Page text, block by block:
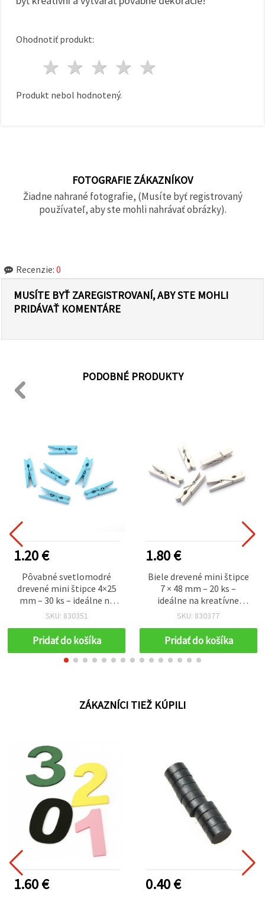
Ohodnotiť produkt:
4 hviezdy
3 hviezdy
2 hviezdy
1 hviezda
Produkt nebol hodnotený.
FOTOGRAFIE ZÁKAZNÍKOV
Žiadne nahrané fotografie, (Musíte byť registrovaný
používateľ, aby ste mohli nahrávať obrázky).
Recenzie: 0
MUSÍTE BYŤ ZAREGISTROVANÍ, ABY STE MOHLI
PRIDÁVAŤ KOMENTÁRE
PODOBNÉ PRODUKTY
1.20 €
Pôvabné svetlomodré
drevené mini štipce 4×25
mm – 30 ks – ideálne na
kreatívne tvorenie,
zdobenie darčekov
SKU: 830351
Pridať do košíka
1.80 €
Biele drevené mini štipce
7 × 48 mm – 20 ks –
ideálne na kreatívne
tvorenie, fotodekorácie a
SKU: 830377
Pridať do košíka
ZÁKAZNÍCI TIEŽ KÚPILI
1.60 € 0.40 €